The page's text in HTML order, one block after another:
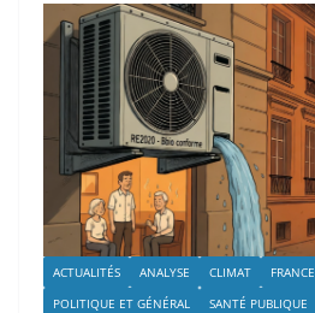
ACTUALITÉS ANALYSE CLIMAT FRANCE
POLITIQUE ET GÉNÉRAL
SANTÉ PUBLIQUE